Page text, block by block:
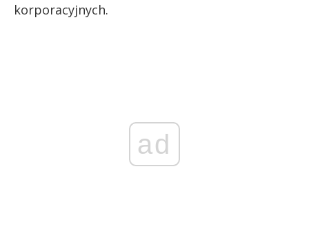
korporacyjnych.
ad